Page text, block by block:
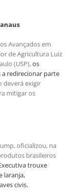
Avançados em
de Agricultura Luiz
(USP),os
redirecionar parte
deverá exigir
mitigar os
oficializou, na
brasileiros
trouxe
laranja,
civis.